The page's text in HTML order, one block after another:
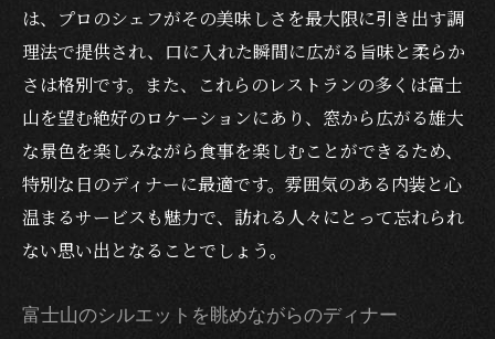
は、プロのシェフがその美味しさを最大限に引き出す調
理法で提供され、口に入れた瞬間に広がる旨味と柔らか
さは格別です。また、これらのレストランの多くは富士
山を望む絶好のロケーションにあり、窓から広がる雄大
な景色を楽しみながら食事を楽しむことができるため、
特別な日のディナーに最適です。雰囲気のある内装と心
温まるサービスも魅力で、訪れる人々にとって忘れられ
ない思い出となることでしょう。
富士山のシルエットを眺めながらのディナー